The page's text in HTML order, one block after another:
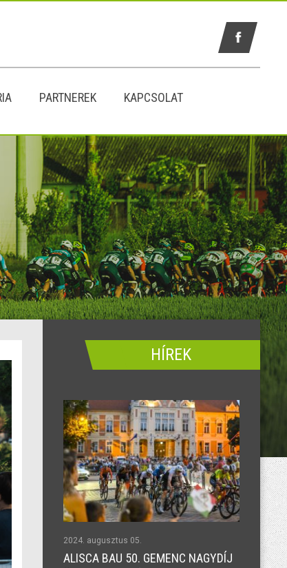
PARTNEREK KAPCSOLAT
HÍREK
2024. augusztus 05.
ALISCA BAU 50. GEMENC NAGYDÍJ